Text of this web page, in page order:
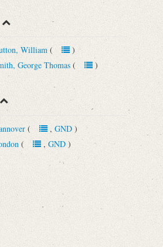
William ()
George Thomas ()
(, GND)
(, GND)